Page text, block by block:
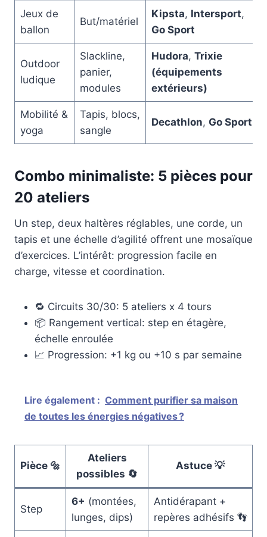
Jeux de
ballon
But/matériel
Kipsta, Intersport,
Go Sport
Outdoor
ludique
Slackline,
panier,
modules
Hudora, Trixie
(équipements
extérieurs)
Mobilité &
yoga
Tapis, blocs,
sangle
Decathlon, Go Sport
Combo minimaliste: 5 pièces pour
20 ateliers
Un step, deux haltères réglables, une corde, un
tapis et une échelle d’agilité offrent une mosaïque
d’exercices. L’intérêt: progression facile en
charge, vitesse et coordination.
🔁 Circuits 30/30: 5 ateliers x 4 tours
📦 Rangement vertical: step en étagère,
échelle enroulée
📈 Progression: +1 kg ou +10 s par semaine
Lire également : Comment purifier sa maison
de toutes les énergies négatives ?
Pièce 🔩
Ateliers
possibles 🔄
Astuce 💡
Step
6+ (montées,
lunges, dips)
Antidérapant +
repères adhésifs 👣